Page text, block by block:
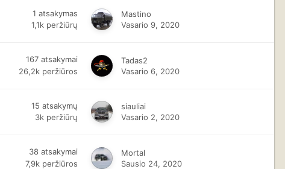
1 atsakymas
1,1k peržiūrų
Mastino
Vasario 9, 2020
167 atsakymai
26,2k peržiūros
Tadas2
Vasario 6, 2020
15 atsakymų
3k peržiūrų
siauliai
Vasario 2, 2020
38 atsakymai
7,9k peržiūros
Mortal
Sausio 24, 2020